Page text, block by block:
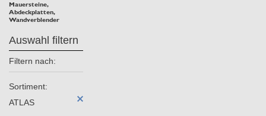
Mauersteine,
Abdeckplatten,
Wandverblender
Auswahl filtern
Filtern nach:
Sortiment:
ATLAS